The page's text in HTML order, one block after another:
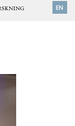
EN